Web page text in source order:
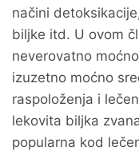
načini
biljke itd. U ovom
neverovatno
izuzetno moćno
raspoloženja i
lekovita biljka
popularna kod